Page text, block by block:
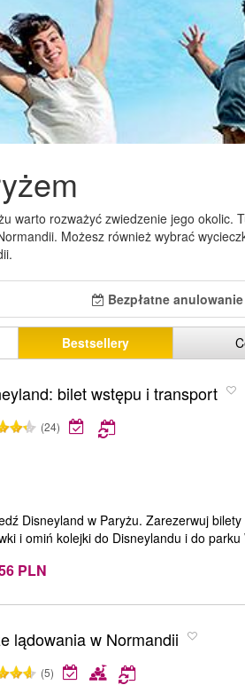
warto rozważyć zwiedzenie jego
Możesz również wybrać
Bezpłatne anulowanie
Bestsellery
bilet wstępu i transport
(24)
Disneyland w Paryżu. Zarezerwuj
i omiń kolejki do Disneylandu i do
PLN
lądowania w Normandii
(5)